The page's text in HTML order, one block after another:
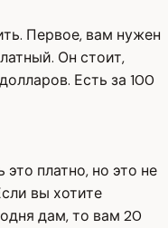
Первое, вам нужен
Он стоит,
Есть за 100
это платно, но это не
вы хотите
дам, то вам 20